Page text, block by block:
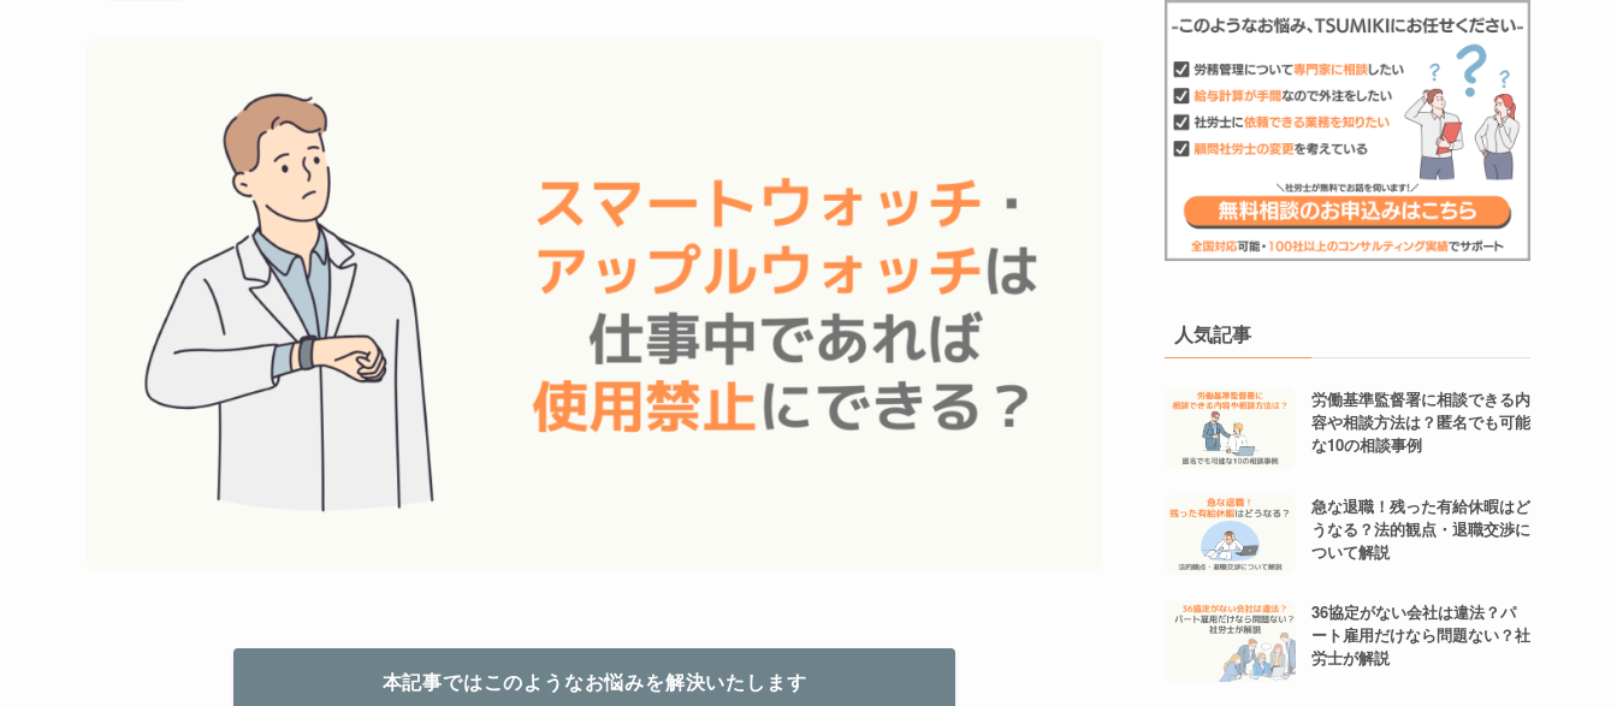
本記事ではこのようなお悩みを解決いたします
人気記事
労働基準監督署に相談できる内
容や相談方法は？匿名でも可能
な10の相談事例
急な退職！残った有給休暇はど
うなる？法的観点・退職交渉に
ついて解説
36協定がない会社は違法？パ
ート雇用だけなら問題ない？社
労士が解説